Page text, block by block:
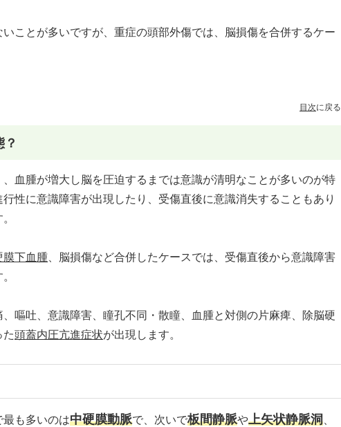
いことが多いですが、重症の頭部外傷では、脳損傷を合併するケー
目次に戻る
血腫が増大し脳を圧迫するまでは意識が清明なことが多いのが特
性に意識障害が出現したり、受傷直後に意識消失することもあり
膜下血腫 、脳損傷など合併したケースでは、受傷直後から意識障害
嘔吐、意識障害、瞳孔不同・散瞳、血腫と対側の片麻痺、除脳硬
た頭蓋内圧亢進症状が出現します。
も多いのは中硬膜動脈で、次いで板間静脈や上矢状静脈洞